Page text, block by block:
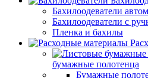
Бахилоодеватели
Бахилоодеватели с
Пленка и бахилы
бумажные полотенца
Бумажные